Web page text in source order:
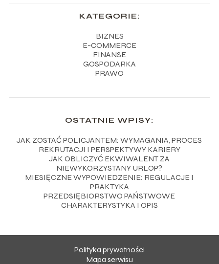
KATEGORIE:
BIZNES
E-COMMERCE
FINANSE
GOSPODARKA
PRAWO
OSTATNIE WPISY:
JAK ZOSTAĆ POLICJANTEM: WYMAGANIA, PROCES
REKRUTACJI I PERSPEKTYWY KARIERY
JAK OBLICZYĆ EKWIWALENT ZA
NIEWYKORZYSTANY URLOP?
MIESIĘCZNE WYPOWIEDZENIE: REGULACJE I
PRAKTYKA
PRZEDSIĘBIORSTWO PAŃSTWOWE
CHARAKTERYSTYKA I OPIS
Polityka prywatności
Mapa serwisu